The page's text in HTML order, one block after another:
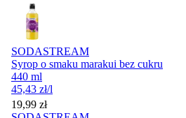
SODASTREAM
Syrop o smaku marakui bez cukru
440 ml
45,43 zł/l
Cena
19,99 zł